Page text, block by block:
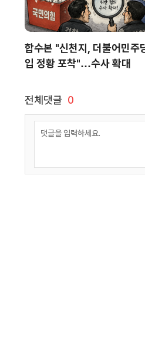
합수본 "신천지, 더불어민주
입 정황 포착"…수사 확대
전체댓글 0